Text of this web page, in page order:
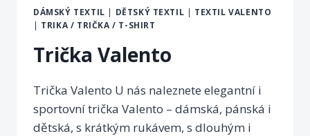
DÁMSKÝ TEXTIL | DĚTSKÝ TEXTIL | TEXTIL VALENTO
| TRIKA / TRIČKA / T-SHIRT
Trička Valento
Trička Valento U nás naleznete elegantní i
sportovní trička Valento – dámská, pánská i
dětská, s krátkým rukávem, s dlouhým i